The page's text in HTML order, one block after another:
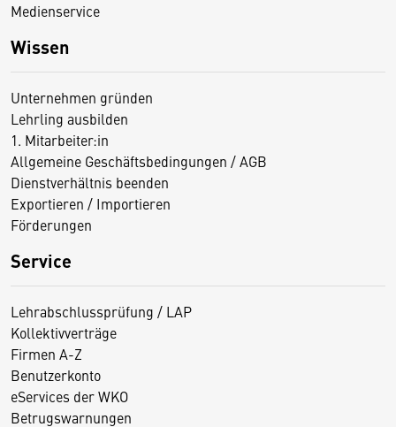
Medienservice
Wissen
Unternehmen gründen
Lehrling ausbilden
1. Mitarbeiter:in
Allgemeine Geschäftsbedingungen / AGB
Dienstverhältnis beenden
Exportieren / Importieren
Förderungen
Service
Lehrabschlussprüfung / LAP
Kollektivverträge
Firmen A-Z
Benutzerkonto
eServices der WKO
Betrugswarnungen